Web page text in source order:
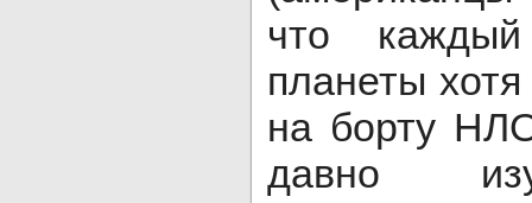
что
планеты
на борту
давно